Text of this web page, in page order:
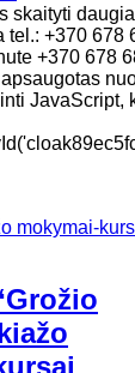
skaityti
tel.: +370 678
+370 678
JavaScript,
mokymai-